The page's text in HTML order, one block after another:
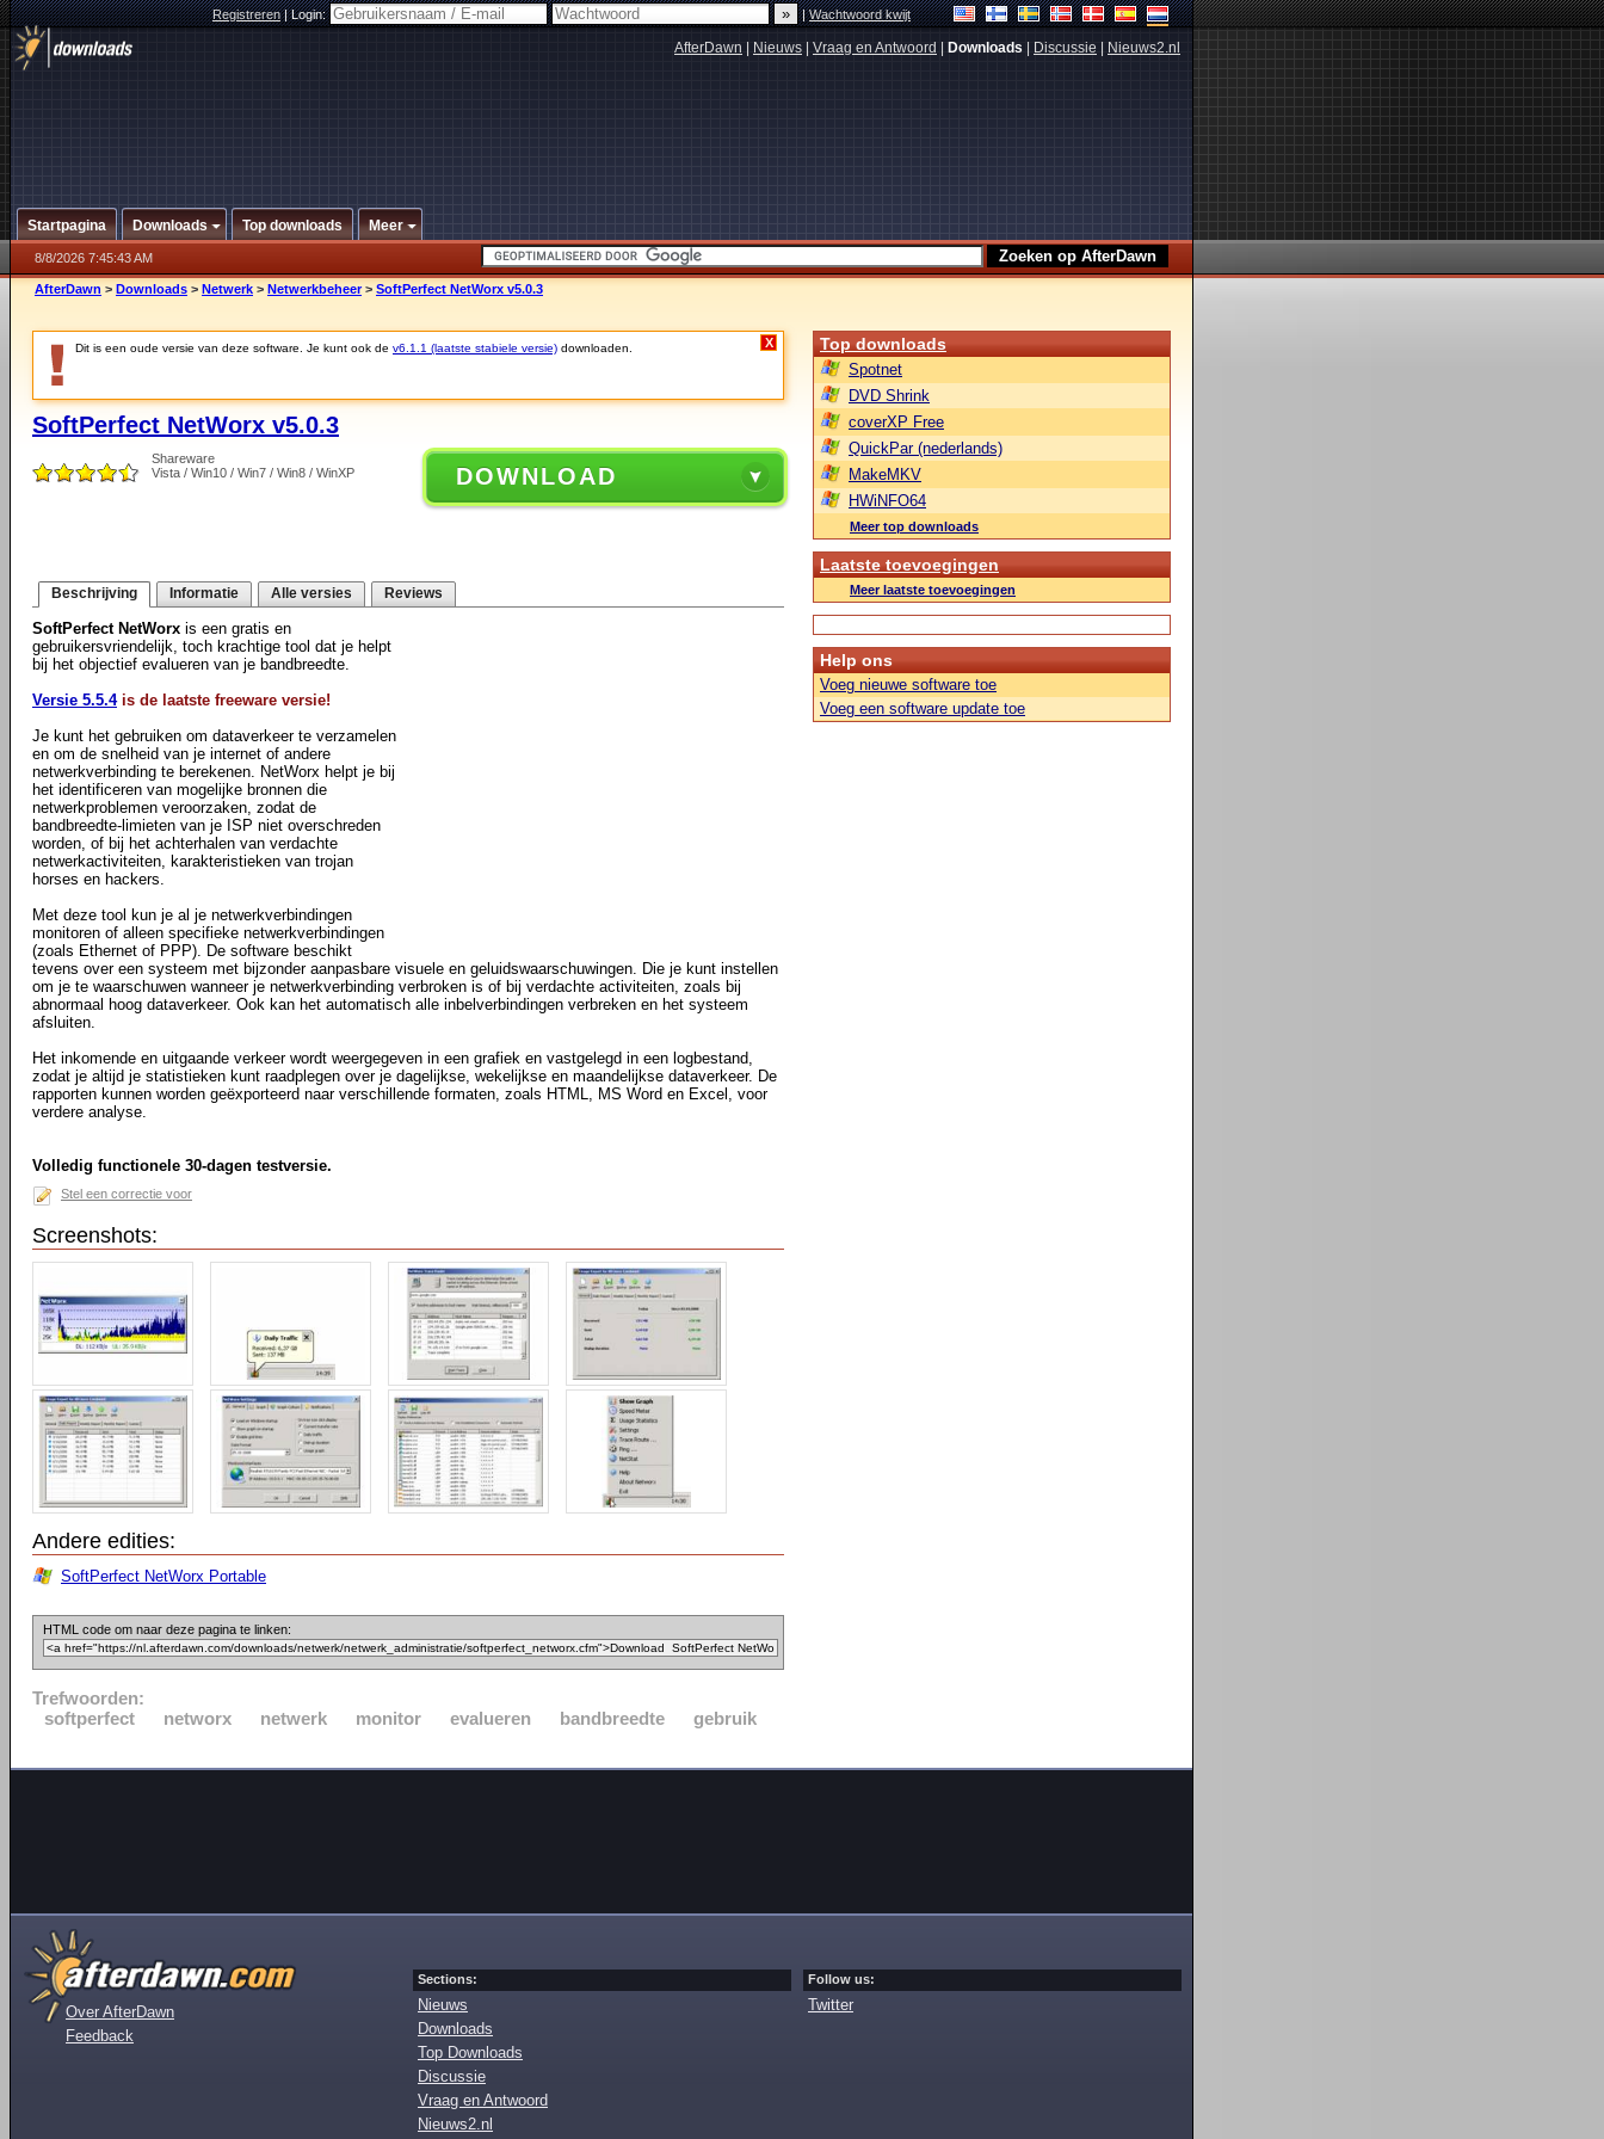
Registreren|Login: |Wachtwoord kwijt
AfterDawn Nieuws Vraag en Antwoord Downloads Discussie Nieuws2.nl
Startpagina Downloads Top downloads Meer
8/8/2026 7:45:43 AM
AfterDawn > Downloads > Netwerk > Netwerkbeheer > SoftPerfect NetWorx v5.0.3
Dit is een oude versie van deze software. Je kunt ook de v6.1.1 (laatste stabiele versie) downloaden. X
SoftPerfect NetWorx v5.0.3
Shareware
Vista / Win10 / Win7 / Win8 / WinXP
DOWNLOAD
Beschrijving Informatie Alle versies Reviews
SoftPerfect NetWorx is een gratis en
gebruikersvriendelijk, toch krachtige tool dat je helpt
bij het objectief evalueren van je bandbreedte.
Versie 5.5.4is de laatste freeware versie!
Je kunt het gebruiken om dataverkeer te verzamelen
en om de snelheid van je internet of andere
netwerkverbinding te berekenen. NetWorx helpt je bij
het identificeren van mogelijke bronnen die
netwerkproblemen veroorzaken, zodat de
bandbreedte-limieten van je ISP niet overschreden
worden, of bij het achterhalen van verdachte
netwerkactiviteiten, karakteristieken van trojan
horses en hackers.
Met deze tool kun je al je netwerkverbindingen
monitoren of alleen specifieke netwerkverbindingen
(zoals Ethernet of PPP). De software beschikt
tevens over een systeem met bijzonder aanpasbare visuele en geluidswaarschuwingen. Die je kunt instellen
om je te waarschuwen wanneer je netwerkverbinding verbroken is of bij verdachte activiteiten, zoals bij
abnormaal hoog dataverkeer. Ook kan het automatisch alle inbelverbindingen verbreken en het systeem
afsluiten.
Het inkomende en uitgaande verkeer wordt weergegeven in een grafiek en vastgelegd in een logbestand,
zodat je altijd je statistieken kunt raadplegen over je dagelijkse, wekelijkse en maandelijkse dataverkeer. De
rapporten kunnen worden geëxporteerd naar verschillende formaten, zoals HTML, MS Word en Excel, voor
verdere analyse.
Volledig functionele 30-dagen testversie.
Stel een correctie voor
Screenshots:
Andere edities:
SoftPerfect NetWorx Portable
HTML code om naar deze pagina te linken:
Trefwoorden:
softperfect
networx netwerk monitor evalueren bandbreedte gebruik
Top downloads
Spotnet
DVD Shrink
coverXP Free
QuickPar (nederlands)
MakeMKV
HWiNFO64
Meer top downloads
Laatste toevoegingen
Meer laatste toevoegingen
Help ons
Voeg nieuwe software toe
Voeg een software update toe
Over AfterDawn
Feedback
Sections:
Nieuws
Downloads
Top Downloads
Discussie
Vraag en Antwoord
Nieuws2.nl
Follow us:
Twitter